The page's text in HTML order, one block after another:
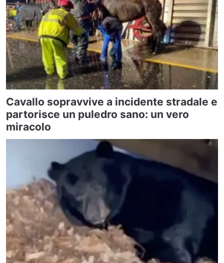
Cavallo sopravvive a incidente stradale e
partorisce un puledro sano: un vero
miracolo